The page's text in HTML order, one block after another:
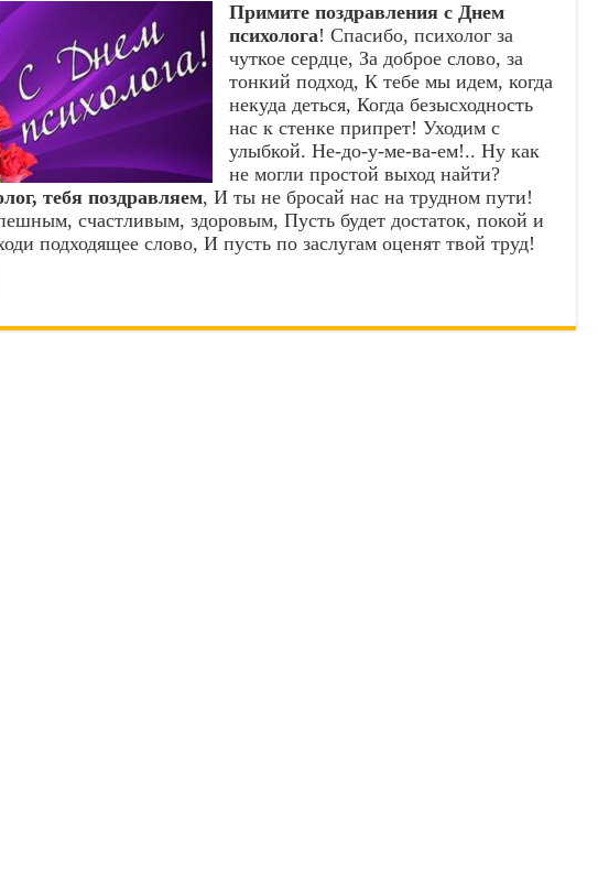
Примите поздравления с Днем
психолога! Спасибо, психолог за
чуткое сердце, За доброе слово, за
тонкий подход, К тебе мы идем, когда
некуда деться, Когда безысходность
нас к стенке припрет! Уходим с
улыбкой. Не-до-у-ме-ва-ем!.. Ну как
не могли простой выход найти?
тебя поздравляем, И ты не бросай нас на трудном пути!
счастливым, здоровым, Пусть будет достаток, покой и
подходящее слово, И пусть по заслугам оценят твой труд!